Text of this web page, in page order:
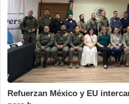
Refuerzan México y EU